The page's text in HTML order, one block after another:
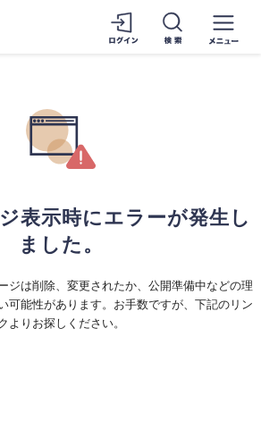
表示時にエラーが発生し
ました。
ジは削除、変更されたか、公開準備中などの理
可能性があります。お手数ですが、下記のリン
よりお探しください。